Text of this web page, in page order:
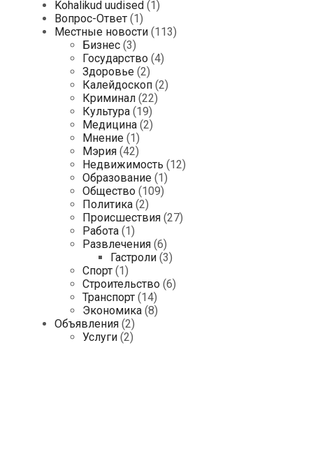
Kohalikud uudised (1)
Вопрос-Ответ (1)
Местные новости (113)
Бизнес (3)
Государство (4)
Здоровье (2)
Калейдоскоп (2)
Криминал (22)
Культура (19)
Медицина (2)
Мнение (1)
Мэрия (42)
Недвижимость (12)
Образование (1)
Общество (109)
Политика (2)
Происшествия (27)
Работа (1)
Развлечения (6)
Гастроли (3)
Спорт (1)
Строительство (6)
Транспорт (14)
Экономика (8)
Объявления (2)
Услуги (2)